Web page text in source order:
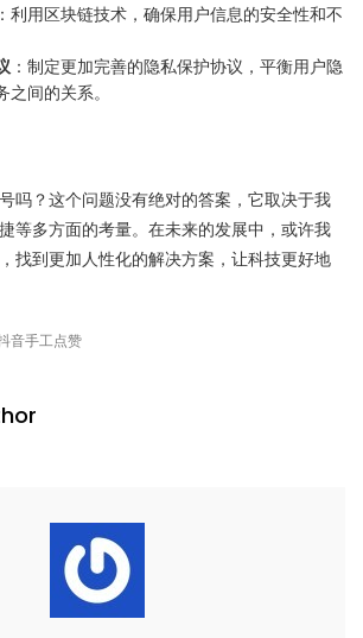
：利用区块链技术，确保用户信息的安全性和不
：制定更加完善的隐私保护协议，平衡用户隐
间的关系。
吗？这个问题没有绝对的答案，它取决于我
等多方面的考量。在未来的发展中，或许我
找到更加人性化的解决方案，让科技更好地
音手工点赞